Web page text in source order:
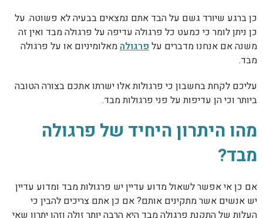
כן ברגע שיורד גשם על הבד אתם נמצאים בבעיה לא פשוטה. על
כן ניתן לומר כי כמעט כל פרגולה עדיפה על פרגולה מבד ואין זה
משנה אם אנחנו מדברים עלפרגולהמאלומיניום או על פרגולה
מבד.
עליכם לקחת בחשבון כי פרגולות אלו ישרתו אתכם בצורה הטובה
ביותר וכי הן עדיפות על פני פרגולות מבד.
מהו היתרון היחיד של פרגולה
מבד?
אם כן אי אפשר לשאול מדוע עדיין יש פרגולות מבד ומדוע עדיין
יש אנשים אשר מתקינים אותם? אם כן אתם צריכים להבין כי
העלות של התקנת פרגולה מבד היא הרבה יותר זולה וזהו יתרון שאי